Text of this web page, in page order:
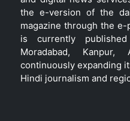
the e-version of the
magazine through the
is currently
Moradabad, Kanpur,
continuously expanding
Hindi journalism and